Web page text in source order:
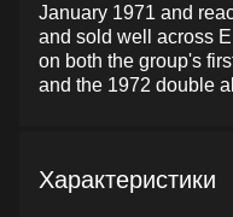
January 1971 and
and sold well across
on both the group's
and the 1972 double
Характеристики